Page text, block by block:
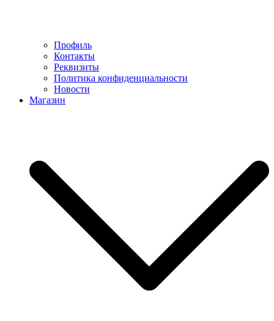
Профиль
Контакты
Реквизиты
Политика конфиденциальности
Новости
Магазин